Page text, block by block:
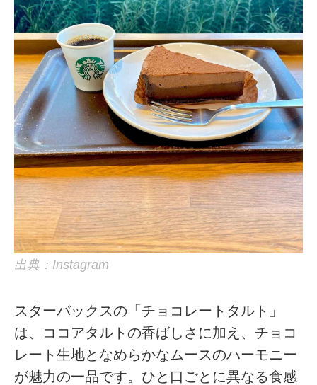
出典：Instagram
スターバックスの「チョコレートタルト」
は、ココアタルトの香ばしさに加え、チョコ
レート生地となめらかなムースのハーモニー
が魅力の一品です。ひと口ごとに異なる食感